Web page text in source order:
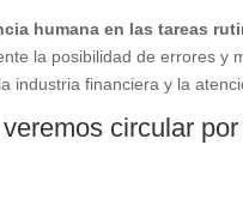
humana en las tareas
la posibilidad de errores y
industria financiera y la
circular